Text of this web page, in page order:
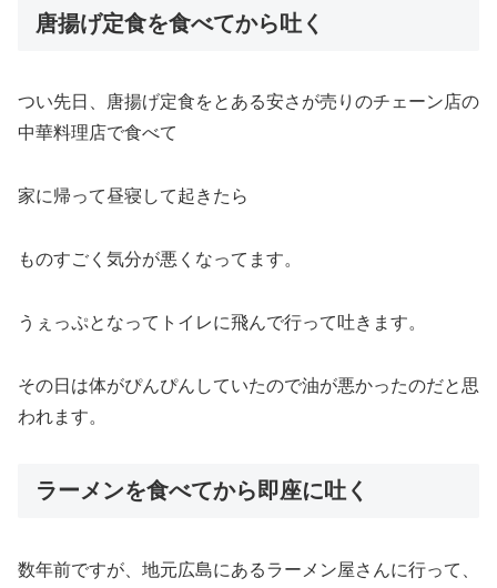
唐揚げ定食を食べてから吐く
つい先日、唐揚げ定食をとある安さが売りのチェーン店の
中華料理店で食べて
家に帰って昼寝して起きたら
ものすごく気分が悪くなってます。
うぇっぷとなってトイレに飛んで行って吐きます。
その日は体がぴんぴんしていたので油が悪かったのだと思
われます。
ラーメンを食べてから即座に吐く
数年前ですが、地元広島にあるラーメン屋さんに行って、